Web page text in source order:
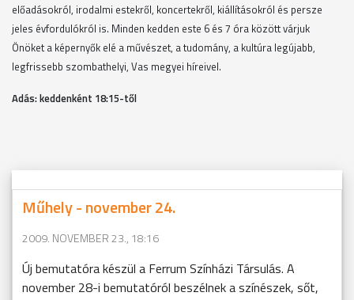
előadásokról, irodalmi estekről, koncertekről, kiállításokról és persze
jeles évfordulókról is. Minden kedden este 6 és 7 óra között várjuk
Önöket a képernyők elé a művészet, a tudomány, a kultúra legújabb,
legfrissebb szombathelyi, Vas megyei híreivel.
Adás: keddenként 18:15-től
Műhely - november 24.
2009. NOVEMBER 23., 18:16
Új bemutatóra készül a Ferrum Színházi Társulás. A
november 28-i bemutatóról beszélnek a színészek, sőt,